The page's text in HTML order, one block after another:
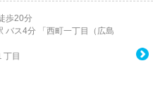
歩20分
バス4分 「西町一丁目（広島
丁目